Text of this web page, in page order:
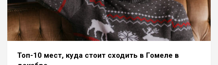
Топ-10 мест, куда стоит сходить в Гомеле в